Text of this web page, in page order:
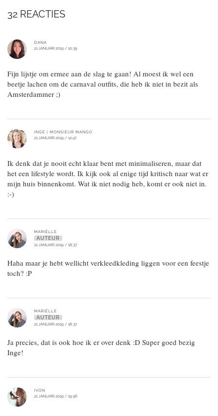
32 REACTIES
DANA
21 JANUARI 2019 / 10:39
Fijn lijstje om ermee aan de slag te gaan! Al moest ik wel een
beetje lachen om de carnaval outfits, die heb ik niet in bezit als
Amsterdammer ;)
INGE | MONSIEUR MANGO
21 JANUARI 2019 / 12:47
Ik denk dat je nooit echt klaar bent met minimaliseren, maar dat
het een lifestyle wordt. Ik kijk ook al enige tijd kritisch naar wat er
mijn huis binnenkomt. Wat ik niet nodig heb, komt er ook niet in.
:-)
MARIËLLE
AUTEUR
21 JANUARI 2019 / 18:37
Haha maar je hebt wellicht verkleedkleding liggen voor een feestje
toch? :P
MARIËLLE
AUTEUR
21 JANUARI 2019 / 18:37
Ja precies, dat is ook hoe ik er over denk :D Super goed bezig
Inge!
IVON
21 JANUARI 2019 / 19:56